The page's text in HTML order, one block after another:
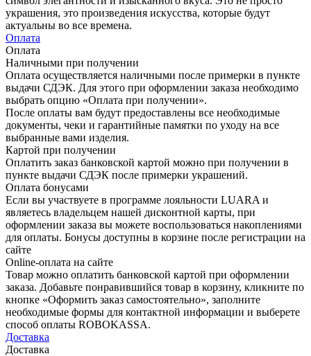
украшения, это произведения искусства, которые будут
актуальны во все времена.
Оплата
Оплата
Наличными при получении
Оплата осуществляется наличными после примерки в пункте
выдачи СДЭК. Для этого при оформлении заказа необходимо
выбрать опцию «Оплата при получении».
После оплаты вам будут предоставлены все необходимые
документы, чеки и гарантийные памятки по уходу на все
выбранные вами изделия.
Картой при получении
Оплатить заказ банковской картой можно при получении в
пункте выдачи СДЭК после примерки украшений.
Оплата бонусами
Если вы участвуете в программе лояльности LUARA и
являетесь владельцем нашей дисконтной карты, при
оформлении заказа вы можете воспользоваться накоплениями
для оплаты. Бонусы доступны в корзине после регистрации на
сайте
Online-оплата на сайте
Товар можно оплатить банковской картой при оформлении
заказа. Добавьте понравившийся товар в корзину, кликните по
кнопке «Оформить заказ самостоятельно», заполните
необходимые формы для контактной информации и выберете
способ оплаты ROBOKASSA.
Доставка
Доставка